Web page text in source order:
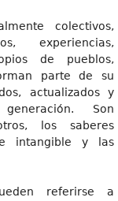
colectivos,
experiencias,
de pueblos,
parte de su
actualizados y
Son
los saberes
intangible y las
referirse a